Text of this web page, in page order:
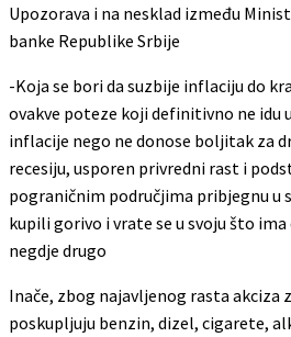
Upozorava i na nesklad između
banke Republike Srbije
-Koja se bori da suzbije inflaciju do
ovakve poteze koji definitivno ne idu
inflacije nego ne donose boljitak za
recesiju, usporen privredni rast i
pograničnim područjima pribjegnu u
kupili gorivo i vrate se u svoju što
negdje drugo
Inače, zbog najavljenog rasta akciza
poskupljuju benzin, dizel, cigarete,